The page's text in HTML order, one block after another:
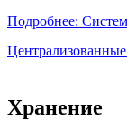
Подробнее:
Хранение